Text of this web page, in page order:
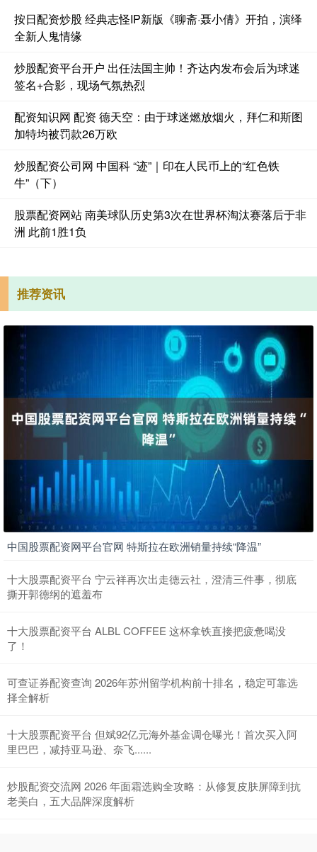
按日配资炒股 经典志怪IP新版《聊斋·聂小倩》开拍，演绎
全新人鬼情缘
炒股配资平台开户 出任法国主帅！齐达内发布会后为球迷
签名+合影，现场气氛热烈
配资知识网 配资 德天空：由于球迷燃放烟火，拜仁和斯图
加特均被罚款26万欧
炒股配资公司网 中国科 “迹”｜印在人民币上的“红色铁
牛”（下）
股票配资网站 南美球队历史第3次在世界杯淘汰赛落后于非
洲 此前1胜1负
推荐资讯
中国股票配资网平台官网 特斯拉在欧洲销量持续“降温”
十大股票配资平台 宁云祥再次出走德云社，澄清三件事，彻底
撕开郭德纲的遮羞布
十大股票配资平台 ALBL COFFEE 这杯拿铁直接把疲惫喝没
了！
可查证券配资查询 2026年苏州留学机构前十排名，稳定可靠选
择全解析
十大股票配资平台 但斌92亿元海外基金调仓曝光！首次买入阿
里巴巴，减持亚马逊、奈飞......
炒股配资交流网 2026 年面霜选购全攻略：从修复皮肤屏障到抗
老美白，五大品牌深度解析